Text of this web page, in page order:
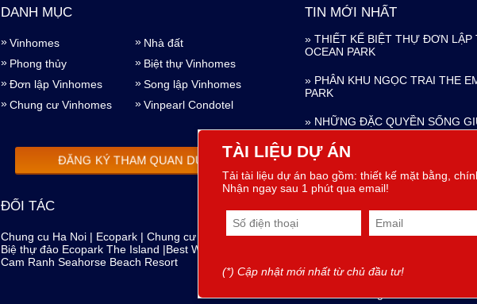
DANH MỤC
Vinhomes
Nhà đất
Phong thủy
Biệt thự Vinhomes
Đơn lập Vinhomes
Song lập Vinhomes
Chung cư Vinhomes
Vinpearl Condotel
ĐĂNG KÝ THAM QUAN DỰ ÁN
ĐỐI TÁC
Chung cu Ha Noi | Ecopark | Chung cư 17 Phạm Hùng|
Biệ thự đảo Ecopark The Island |Best Western Premier
Cam Ranh Seahorse Beach Resort
TIN MỚI NHẤT
» THIẾT KẾ BIỆT THỰ ĐƠN LẬP
OCEAN PARK
» PHÂN KHU NGỌC TRAI THE
PARK
» NHỮNG ĐẶC QUYỀN SỐNG
EMPIRE VINHOMES OCEAN
» LÝ DO NÊN CHỌN THE
HƯNG YÊN
TIÊN CỦA VINGROUP TẠI HƯNG
TÀI LIỆU DỰ ÁN
Tải tài liệu dự án bao gồm: thiết kế mặt bằng,
Nhận ngay sau 1 phút qua email!
(*) Cập nhật mới nhất từ chủ đầu tư!